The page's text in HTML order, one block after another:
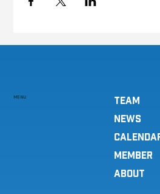
MENU
TEAM
NEWS
MEMBER
ABOUT